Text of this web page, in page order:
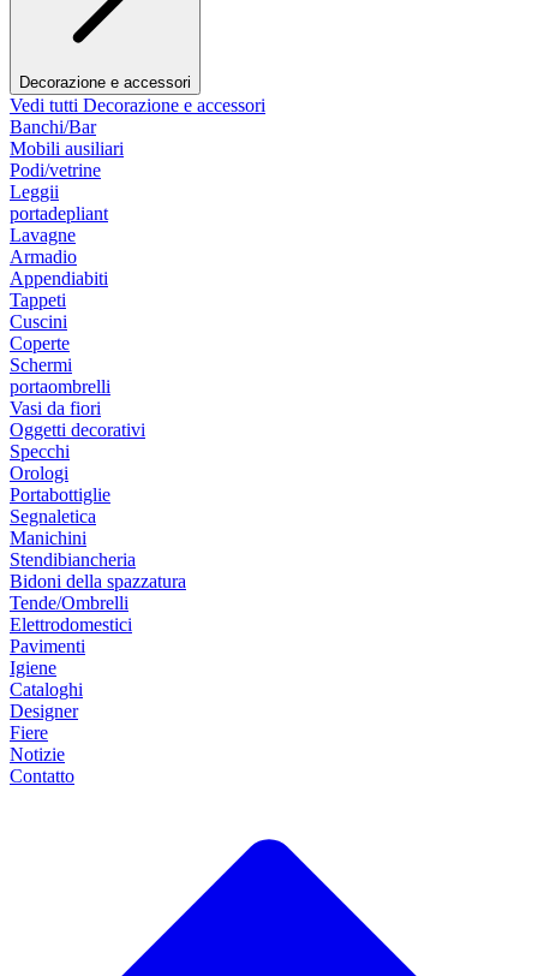
Decorazione e accessori
Vedi tutti Decorazione e accessori
Banchi/Bar
Mobili ausiliari
Podi/vetrine
Leggii
portadepliant
Lavagne
Armadio
Appendiabiti
Tappeti
Cuscini
Coperte
Schermi
portaombrelli
Vasi da fiori
Oggetti decorativi
Specchi
Orologi
Portabottiglie
Segnaletica
Manichini
Stendibiancheria
Bidoni della spazzatura
Tende/Ombrelli
Elettrodomestici
Pavimenti
Igiene
Cataloghi
Designer
Fiere
Notizie
Contatto